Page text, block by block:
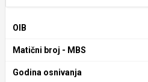
OIB
Matični broj - MBS
Godina osnivanja